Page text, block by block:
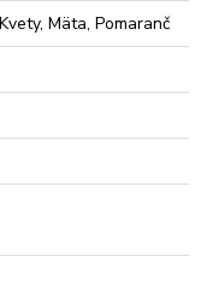
Mäta, Pomaranč